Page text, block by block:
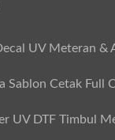
UV Meteran &
Sablon Cetak Full
UV DTF Timbul